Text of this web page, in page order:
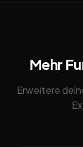
Mehr
Erweitere